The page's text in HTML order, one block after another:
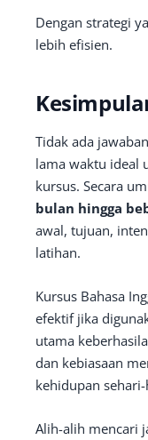
Dengan strategi
lebih efisien.
Tidak ada
lama waktu ideal
kursus. Secara
bulan hingga
awal, tujuan,
latihan.
Kursus Bahasa
efektif jika
utama
dan kebiasaan
kehidupan
Alih-alih mencari